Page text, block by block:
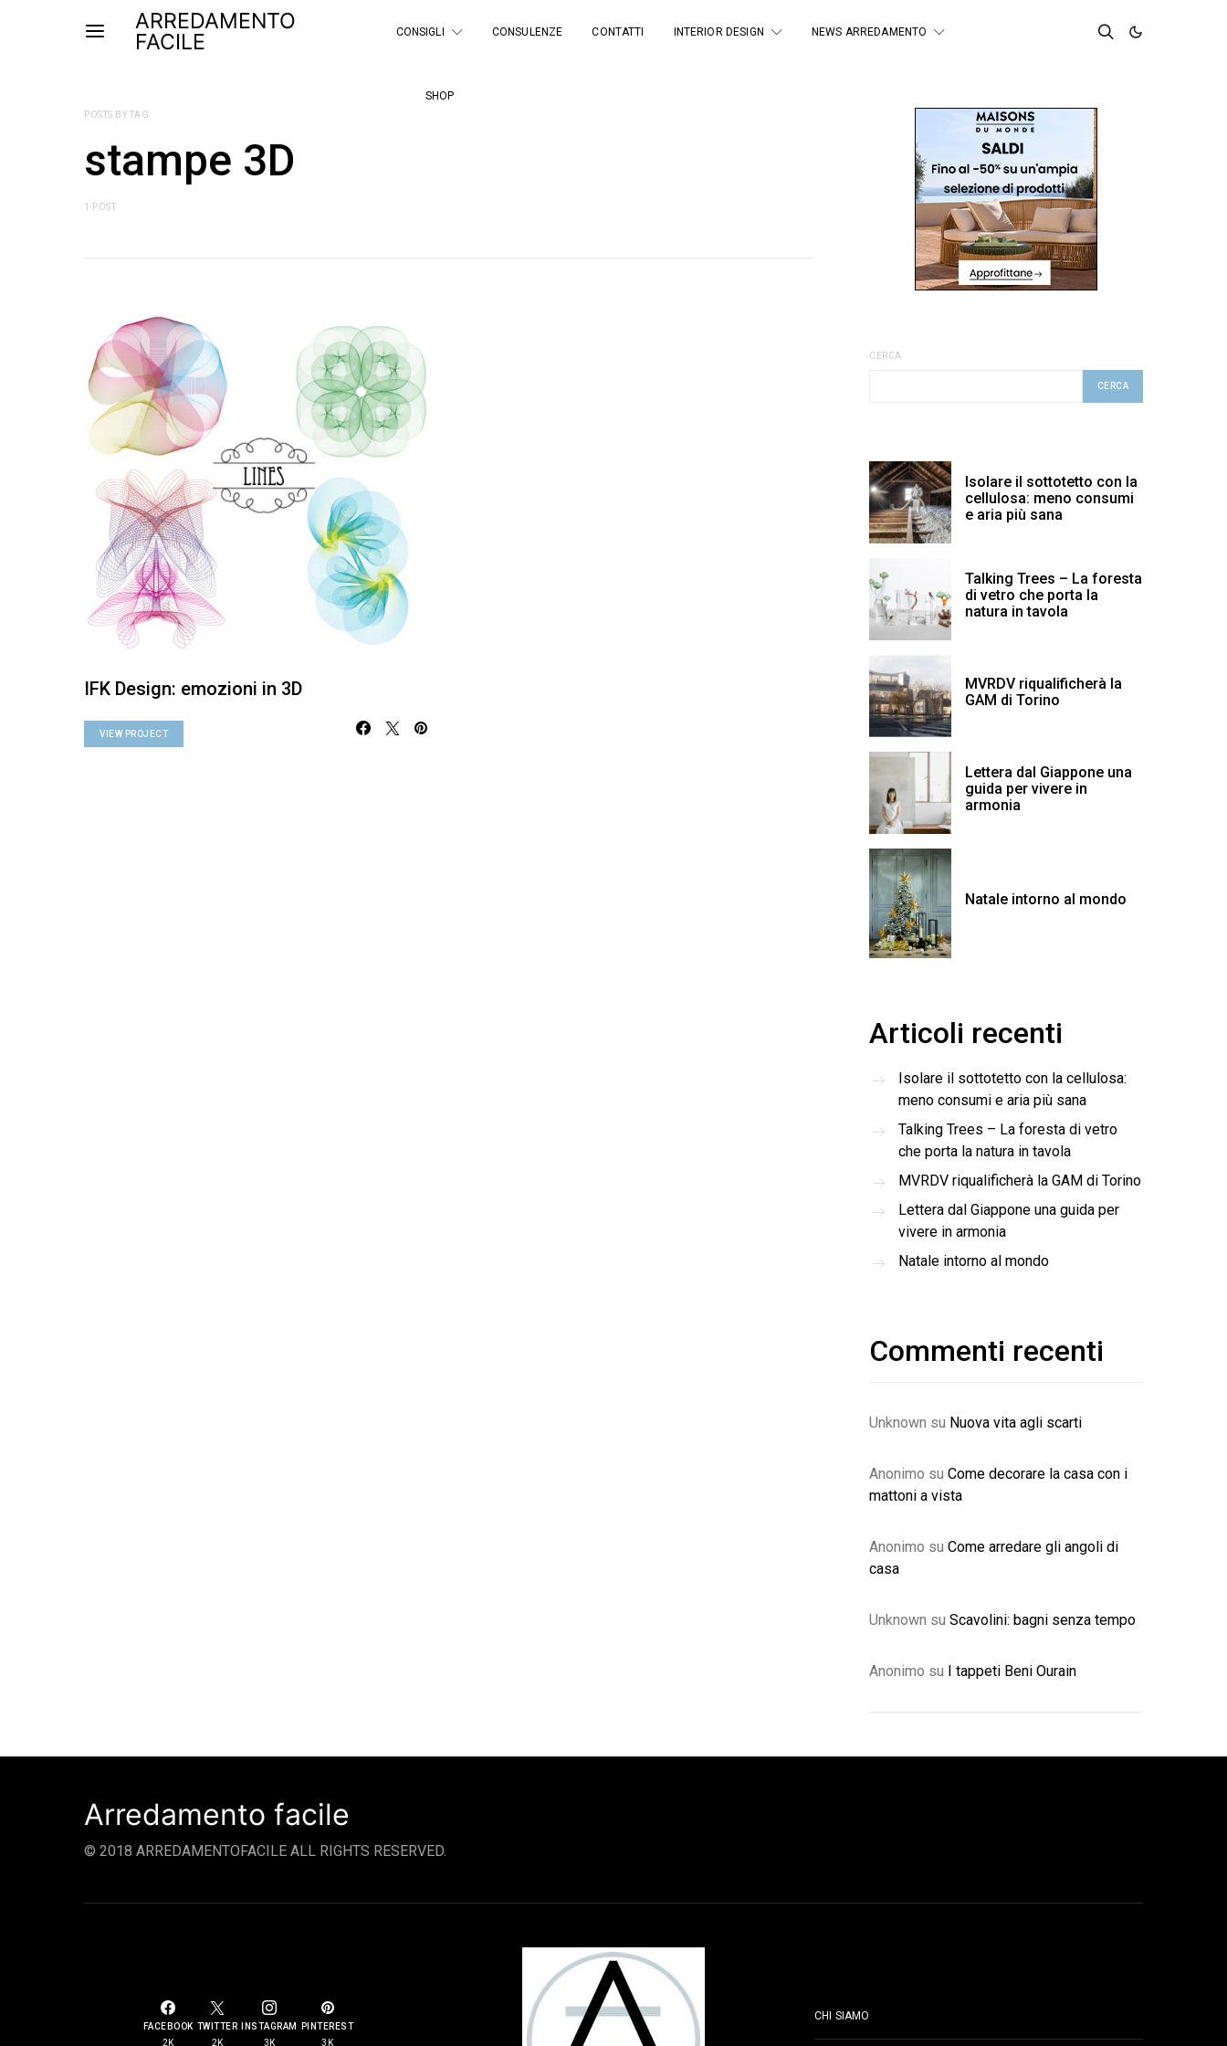
ARREDAMENTO
FACILE
CONSIGLI CONSULENZE CONTATTI INTERIOR DESIGN NEWS ARREDAMENTO
SHOP
POSTS BY TAG
stampe 3D
1 POST
IFK Design: emozioni in 3D
VIEW PROJECT
CERCA
CERCA
Isolare il sottotetto con la
cellulosa: meno consumi
e aria più sana
Talking Trees – La foresta
di vetro che porta la
natura in tavola
MVRDV riqualificherà la
GAM di Torino
Lettera dal Giappone una
guida per vivere in
armonia
Natale intorno al mondo
Articoli recenti
Isolare il sottotetto con la cellulosa:
meno consumi e aria più sana
Talking Trees – La foresta di vetro
che porta la natura in tavola
MVRDV riqualificherà la GAM di Torino
Lettera dal Giappone una guida per
vivere in armonia
Natale intorno al mondo
Commenti recenti
Unknown su Nuova vita agli scarti
Anonimo su Come decorare la casa con i
mattoni a vista
Anonimo su Come arredare gli angoli di
casa
Unknown su Scavolini: bagni senza tempo
Anonimo su I tappeti Beni Ourain
Arredamento facile
© 2018 ARREDAMENTOFACILE ALL RIGHTS RESERVED.
FACEBOOK
2K
TWITTER
2K
INSTAGRAM
3K
PINTEREST
3K
CHI SIAMO